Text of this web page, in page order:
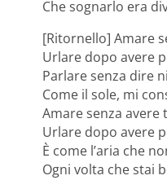
Che sognarlo era
[Ritornello] Amare
Urlare dopo avere
Parlare senza dire
Come il sole, mi
Amare senza avere
Urlare dopo avere
È come l’aria che
Ogni volta che stai